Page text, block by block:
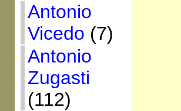
Antonio
Vicedo (7)
Antonio
Zugasti
(112)